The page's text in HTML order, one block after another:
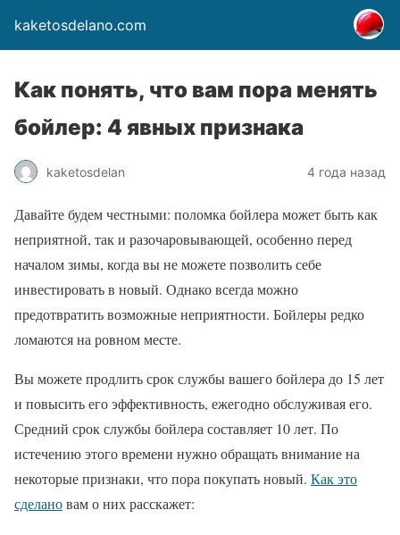
kaketosdelano.com
Как понять, что вам пора менять
бойлер: 4 явных признака
kaketosdelan 4 года назад
Давайте будем честными: поломка бойлера может быть как
неприятной, так и разочаровывающей, особенно перед
началом зимы, когда вы не можете позволить себе
инвестировать в новый. Однако всегда можно
предотвратить возможные неприятности. Бойлеры редко
ломаются на ровном месте.
Вы можете продлить срок службы вашего бойлера до 15 лет
и повысить его эффективность, ежегодно обслуживая его.
Средний срок службы бойлера составляет 10 лет. По
истечению этого времени нужно обращать внимание на
некоторые признаки, что пора покупать новый. Как это
сделановам о них расскажет: